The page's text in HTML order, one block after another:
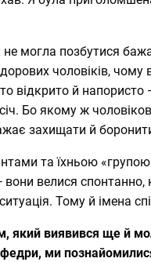
не могла позбутися
чоловіків, чому
відкрито й
Бо якому ж
захищати й
та їхньою
велися
Тому й імена
який виявився ще й
ми